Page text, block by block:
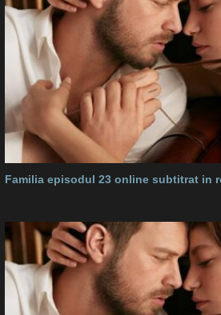
Familia episodul 23 online subtitrat in